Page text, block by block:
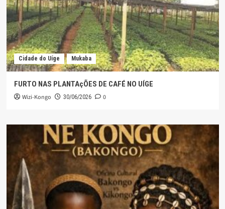
Cidade do Uíge Mukaba
FURTO NAS PLANTAçÕES DE CAFÉ NO UÍGE
Wizi-Kongo 30/06/2026 0